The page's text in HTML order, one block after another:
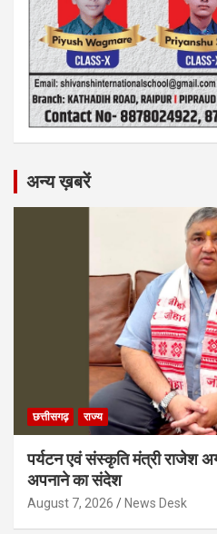
अन्य ख़बरें
छत्तीसगढ़ राज्य
पर्यटन एवं संस्कृति मंत्री राजेश
अपनाने का संदेश
August 7, 2026 News Desk